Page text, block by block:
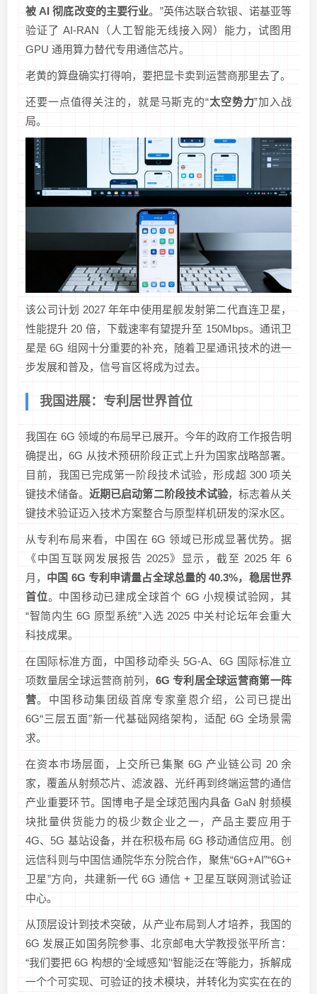
被 AI 彻底改变的主要行业。”英伟达联合软银、诺基亚等
验证了 AI-RAN（人工智能无线接入网）能力，试图用
GPU 通用算力替代专用通信芯片。
老黄的算盘确实打得响，要把显卡卖到运营商那里去了。
还要一点值得关注的，就是马斯克的“太空势力”加入战
局。
该公司计划 2027 年年中使用星舰发射第二代直连卫星，
性能提升 20 倍，下载速率有望提升至 150Mbps。通讯卫
星是 6G 组网十分重要的补充，随着卫星通讯技术的进一
步发展和普及，信号盲区将成为过去。
我国进展：专利居世界首位
我国在 6G 领域的布局早已展开。今年的政府工作报告明
确提出，6G 从技术预研阶段正式上升为国家战略部署。
目前，我国已完成第一阶段技术试验，形成超 300 项关
键技术储备。近期已启动第二阶段技术试验，标志着从关
键技术验证迈入技术方案整合与原型样机研发的深水区。
从专利布局来看，中国在 6G 领域已形成显著优势。据
《中国互联网发展报告 2025》显示，截至 2025 年 6
月， 中国 6G 专利申请量占全球总量的 40.3%，稳居世界
首位。中国移动已建成全球首个 6G 小规模试验网，其
“智简内生 6G 原型系统”入选 2025 中关村论坛年会重大
科技成果。
在国际标准方面，中国移动牵头 5G-A、6G 国际标准立
项数量居全球运营商前列， 6G 专利居全球运营商第一阵
营。中国移动集团级首席专家童恩介绍，公司已提出
6G“三层五面”新一代基础网络架构，适配 6G 全场景需
求。
在资本市场层面，上交所已集聚 6G 产业链公司 20 余
家，覆盖从射频芯片、滤波器、光纤再到终端运营的通信
产业重要环节。国博电子是全球范围内具备 GaN 射频模
块批量供货能力的极少数企业之一，产品主要应用于
4G、5G 基站设备，并在积极布局 6G 移动通信应用。创
远信科则与中国信通院华东分院合作，聚焦“6G+AI”“6G+
卫星”方向，共建新一代 6G 通信 + 卫星互联网测试验证
中心。
从顶层设计到技术突破，从产业布局到人才培养，我国的
6G 发展正如国务院参事、北京邮电大学教授张平所言：
“我们要把 6G 构想的‘全域感知’‘智能泛在’等能力，拆解成
一个个可实现、可验证的技术模块，并转化为实实在在的